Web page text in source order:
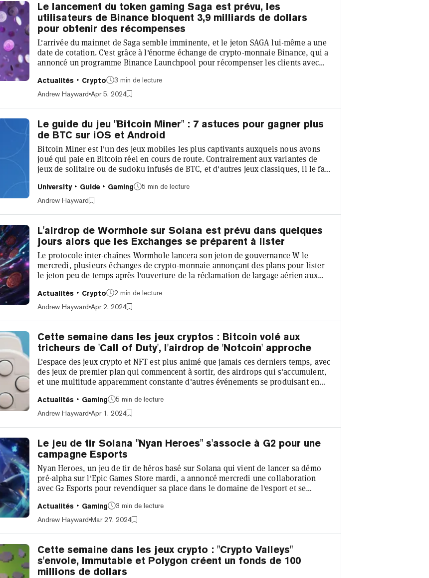
Le lancement du token gaming Saga est prévu, les
utilisateurs de Binance bloquent 3,9 milliards de dollars
pour obtenir des récompenses
L'arrivée du mainnet de Saga semble imminente, et le jeton SAGA lui-même a une
date de cotation. C'est grâce à l'énorme échange de crypto-monnaie Binance, qui a
annoncé un programme Binance Launchpool pour récompenser les clients avec
circulante initiale sera offerte via la promotion. Binance ajoutera le jeton SAGA le
9 avril, et jusqu'à cette date, les clients de Binance peuvent mettre en jeu Binance
Actualités Crypto
3 min de lecture
Andrew Hayward Apr 5, 2024
Le guide du jeu "Bitcoin Miner" : 7 astuces pour gagner plus
de BTC sur iOS et Android
Bitcoin Miner est l'un des jeux mobiles les plus captivants auxquels nous avons
joué qui paie en Bitcoin réel en cours de route. Contrairement aux variantes de
jeux de solitaire ou de sudoku infusés de BTC, et d'autres jeux classiques, il le fait
panier pour les passionnés de crypto, même si—comme pour tous ces jeux—la
quantité réelle de Bitcoin que vous gagnerez en jouant occasionnellement se
University Guide Gaming
5 min de lecture
Andrew Hayward
L'airdrop de Wormhole sur Solana est prévu dans quelques
jours alors que les Exchanges se préparent à lister
Le protocole inter-chaînes Wormhole lancera son jeton de gouvernance W le
mercredi, plusieurs échanges de crypto-monnaie annonçant des plans pour lister
le jeton peu de temps après l'ouverture de la réclamation de largage aérien aux
distribution aérienne du jeton W, avec plus de 400 000 portefeuilles au total
éligibles pour participer à la réclamation. Au total, 617,3 millions de jetons W ont
Actualités Crypto
2 min de lecture
Andrew Hayward Apr 2, 2024
Cette semaine dans les jeux cryptos : Bitcoin volé aux
tricheurs de 'Call of Duty', l'airdrop de 'Notcoin' approche
L'espace des jeux crypto et NFT est plus animé que jamais ces derniers temps, avec
des jeux de premier plan qui commencent à sortir, des airdrops qui s'accumulent,
et une multitude apparemment constante d'autres événements se produisant en
coup. Et si vous avez besoin d'un moyen rapide de vous mettre à jour sur les
derniers mouvements autour des jeux vidéo crypto, nous lançons Cette semaine
Actualités Gaming
5 min de lecture
Andrew Hayward Apr 1, 2024
Le jeu de tir Solana "Nyan Heroes" s'associe à G2 pour une
campagne Esports
Nyan Heroes, un jeu de tir de héros basé sur Solana qui vient de lancer sa démo
pré-alpha sur l'Epic Games Store mardi, a annoncé mercredi une collaboration
avec G2 Esports pour revendiquer sa place dans le domaine de l'esport et se
déclaré à Decrypt que G2 Esports aidera à promouvoir le jeu sur les réseaux
sociaux et que ses joueurs et influenceurs joueront et diffuseront le jeu via leurs
Actualités Gaming
3 min de lecture
Andrew Hayward Mar 27, 2024
Cette semaine dans les jeux crypto : "Crypto Valleys"
s'envole, Immutable et Polygon créent un fonds de 100
millions de dollars